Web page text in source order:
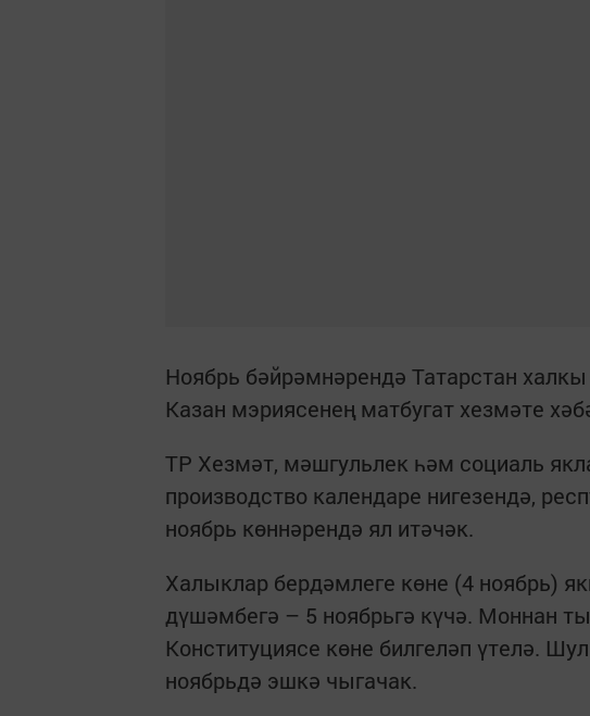
Ноябрь бәйрәмнәрендә Татарстан
Казан мэриясенең матбугат хезмәте
ТР Хезмәт, мәшгульлек һәм социаль
производство календаре нигезендә,
ноябрь көннәрендә ял итәчәк.
Халыклар бердәмлеге көне (4 ноябрь)
дүшәмбегә – 5 ноябрьгә күчә. Моннан
Конституциясе көне билгеләп үтелә.
ноябрьдә эшкә чыгачак.